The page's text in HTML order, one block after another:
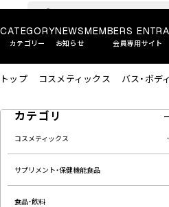
CATEGORY
カテゴリー
NEWS
お知らせ
MEMBERS
会員専用サイト
トップ コスメティックス バス・ボディ
カテゴリ
コスメティックス
サプリメント・保健機能食品
食品・飲料